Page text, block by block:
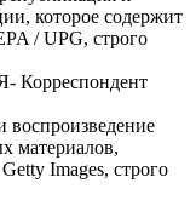
которое содержит
/ UPG, строго
Корреспондент
воспроизведение
материалов,
Images, строго